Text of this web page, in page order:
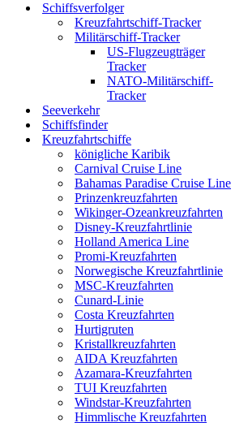
Schiffsverfolger
Kreuzfahrtschiff-Tracker
Militärschiff-Tracker
US-Flugzeugträger
Tracker
NATO-Militärschiff-
Tracker
Seeverkehr
Schiffsfinder
Kreuzfahrtschiffe
königliche Karibik
Carnival Cruise Line
Bahamas Paradise Cruise Line
Prinzenkreuzfahrten
Wikinger-Ozeankreuzfahrten
Disney-Kreuzfahrtlinie
Holland America Line
Promi-Kreuzfahrten
Norwegische Kreuzfahrtlinie
MSC-Kreuzfahrten
Cunard-Linie
Costa Kreuzfahrten
Hurtigruten
Kristallkreuzfahrten
AIDA Kreuzfahrten
Azamara-Kreuzfahrten
TUI Kreuzfahrten
Windstar-Kreuzfahrten
Himmlische Kreuzfahrten